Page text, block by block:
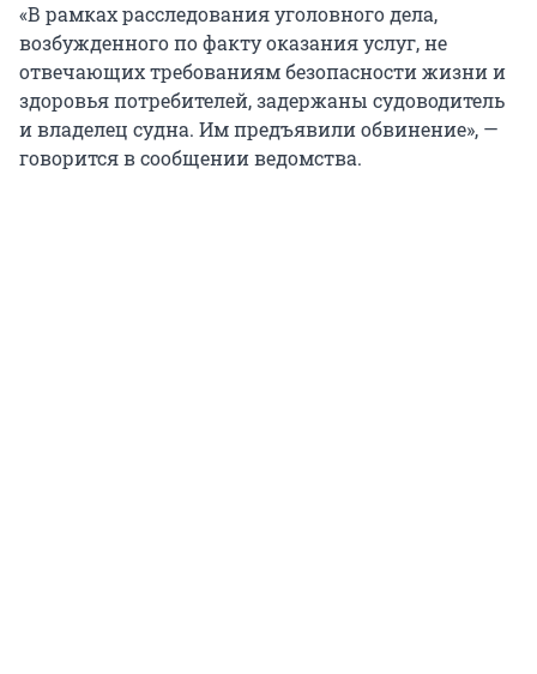
«В рамках расследования уголовного дела,
возбужденного по факту оказания услуг, не
отвечающих требованиям безопасности жизни и
здоровья потребителей, задержаны судоводитель
и владелец судна. Им предъявили обвинение», —
говорится в сообщении ведомства.